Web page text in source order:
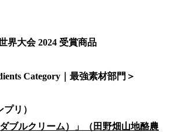
界大会 2024 受賞商品
Category｜最強素材部門＞
リ）
ブルクリーム）」（田野畑山地酪農